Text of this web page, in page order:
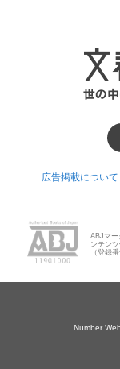
広告掲載について
ABJマー
ンテン
（登録
Number Web